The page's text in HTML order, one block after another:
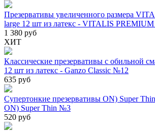
Презервативы увеличенного размера
large 12 шт из латекс - VITALIS
1 380 руб
ХИТ
Классические презервативы с обильной
12 шт из латекс - Ganzo Classic №12
635 руб
Супертонкие презервативы ON) Super
ON) Super Thin №3
520 руб